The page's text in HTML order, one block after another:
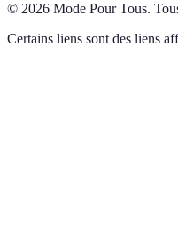
© 2026 Mode Pour Tous.
Certains liens sont des liens